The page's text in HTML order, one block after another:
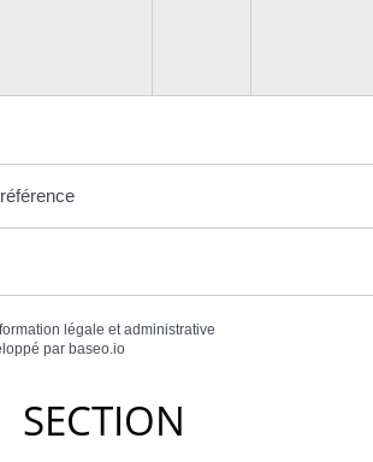
légale et administrative
parbaseo.io
SECTION